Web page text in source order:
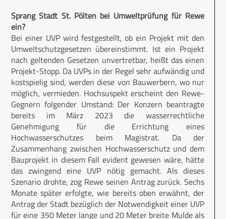
Sprang Stadt St. Pölten bei Umweltprüfung für Rewe
ein?
Bei einer UVP wird festgestellt, ob ein Projekt mit den
Umweltschutzgesetzen übereinstimmt. Ist ein Projekt
nach geltenden Gesetzen unvertretbar, heißt das einen
Projekt-Stopp. Da UVPs in der Regel sehr aufwändig und
kostspielig sind, werden diese von Bauwerbern, wo nur
möglich, vermieden. Hochsus­pekt erscheint den Rewe-
Gegnern folgender Umstand: Der Konzern beantragte
bereits im März 2023 die wasserrechtliche
Genehmigung für die Errichtung eines
Hochwasserschutzes beim Magistrat. Da der
Zusammenhang zwischen Hochwasserschutz und dem
Bauprojekt in diesem Fall evident gewesen wäre, hätte
das zwingend eine UVP nötig gemacht. Als dieses
Szenario drohte, zog Rewe seinen Antrag zurück. Sechs
Monate später erfolgte, wie bereits oben erwähnt, der
Antrag der Stadt bezüglich der Notwendigkeit einer UVP
für eine 350 Meter lange und 20 Meter breite Mulde als